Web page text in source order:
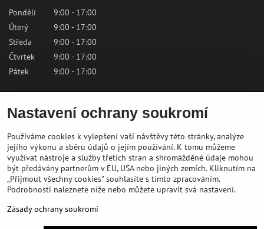
Pondělí
9:00 - 17:00
Úterý
9:00 - 17:00
Středa
9:00 - 17:00
Čtvrtek
9:00 - 17:00
Pátek
9:00 - 17:00
Neděle
Zavřeno
Kontaktujte nás
✉️ shop@bikepeak.sk
?
+421 46 549 23 32
Nastavení ochrany soukromí
Používáme cookies k vylepšení vaší návštěvy této stránky, analýze
jejího výkonu a sběru údajů o jejím používání. K tomu můžeme
využívat nástroje a služby třetích stran a shromážděné údaje mohou
být předávány partnerům v EU, USA nebo jiných zemích. Kliknutím na
„Přijmout všechny cookies" souhlasíte s tímto zpracováním.
Podrobnosti naleznete níže nebo můžete upravit svá nastavení.
Zásady ochrany soukromí